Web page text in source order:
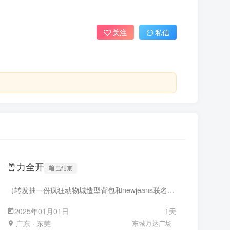
关注 私信
兽力全开 已结束
（转发抽一份疯狂动物城造型背包和newjeans联名乐天巧克力饼） 圣诞祝福与元旦之约：莱昂带着温暖礼物来到东莞 圣诞节快乐，亲爱的兽兽们！ 各位可爱的兽兽们，圣诞节快乐！在这个充满欢乐与温馨的节日里，我们终于迎来了期待已久的消息——东莞首届Furry派对即将拉开帷幕！久别重逢的喜悦涌上心头，每一位参与者都怀着激动的心情，迫不及待地想要在这特别的日子里与大家相见。 莱昂的到来：带着元旦礼物的惊喜 随着2025年的脚步渐近，我们的新朋友莱昂也带着满满的诚意和一份特别的元旦礼物来到了东莞。作为“兽力全开活动”的吉祥物，莱昂不仅是力量与智慧的象征，更是友谊与团结的使者。他那标志性的红色鬃毛在阳光下闪耀着温暖的光芒，相信能给大家带来美好的祝福，祝福大家红红火火！ 莱昂的礼物不仅仅是一件物品，而是一份凝聚了无数心血与祝愿的惊喜。它承载着对每一位参与者的深深祝福，以及对未来生活的美好期许。这份礼物将伴随着大家度过一个难忘的元旦之夜，成为这个冬季最珍贵的记忆之一。 元旦之约：共同迎接新的开始 2025年1月1日，东莞东城万达将成为兽兽们的聚集地。这一天，我们将共同见证一场前所未有的狂欢盛宴。从白天到夜晚，各种精彩纷呈的活动将陆续展开 毛毛巡游、毛毛舞台、舞力全开、随机舞蹈等活动 期待相遇：让我们一起创造奇迹 亲爱的兽兽们，无论你是第一次参加还是已经是我们大家庭的一员，这里永远欢迎你的到来。在这个特殊的时刻，让我们放下一切烦恼与压力，尽情享受相聚的乐趣。相信在莱昂的带领下，这次派对定能成为每个人心中难以忘怀的美好回忆。 最后，再次祝大家圣诞节快乐！期待在元旦与你相见，共同迎接充满希望的一年！ 摊位和舞台招募中哦 地点：东莞东城万达广场 官方B站：兽力全开 官方QQ群：263325064
2025年01月01日
1天
广东 · 东莞
东城万达广场